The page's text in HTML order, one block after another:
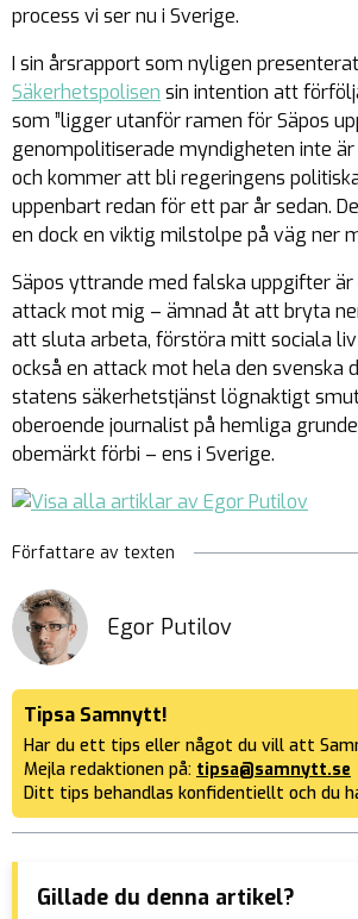
process vi ser nu i Sverige.
I sin årsrapport som nyligen
Säkerhetspolisen sin intention att
som ”ligger utanför ramen för Säpos
genompolitiserade myndigheten inte är
och kommer att bli regeringens
uppenbart redan för ett par år sedan.
en dock en viktig milstolpe på väg ner
Säpos yttrande med falska uppgifter är
attack mot mig – ämnad åt att bryta
att sluta arbeta, förstöra mitt sociala
också en attack mot hela den svenska
statens säkerhetstjänst lögnaktigt
oberoende journalist på hemliga
obemärkt förbi – ens i Sverige.
Författare av texten
Egor Putilov
Tipsa Samnytt!
Har du ett tips eller något du vill att
Mejla redaktionen på: tipsa@samnytt.se
Ditt tips behandlas konfidentiellt och du
Gillade du denna artikel?